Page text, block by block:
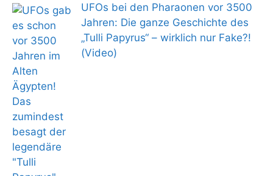
UFOs bei den Pharaonen vor 3500
Jahren: Die ganze Geschichte des
„Tulli Papyrus“ – wirklich nur Fake?!
(Video)